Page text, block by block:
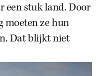
een stuk land. Door
moeten ze hun
Dat blijkt niet